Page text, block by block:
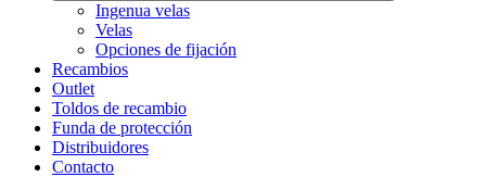
Ingenua velas
Velas
Opciones de fijación
Recambios
Outlet
Toldos de recambio
Funda de protección
Distribuidores
Contacto